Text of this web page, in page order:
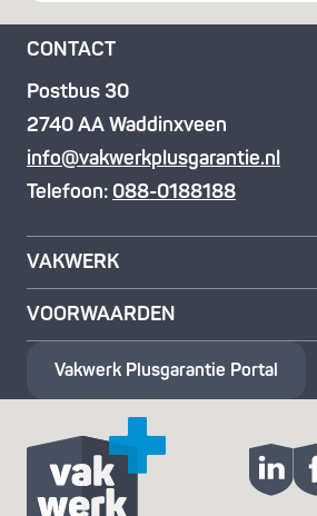
CONTACT
Postbus 30
2740 AA Waddinxveen
info@vakwerkplusgarantie.nl
Telefoon: 088-0188188
VAKWERK
VOORWAARDEN
Vakwerk Plusgarantie Portal